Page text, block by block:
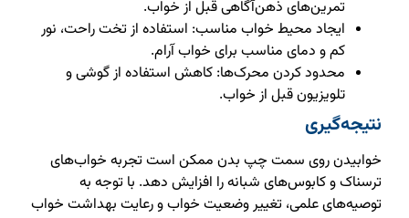
تمرین‌های ذهن‌آگاهی قبل از خواب.
ایجاد محیط خواب مناسب: استفاده از تخت راحت، نور
کم و دمای مناسب برای خواب آرام.
محدود کردن محرک‌ها: کاهش استفاده از گوشی و
تلویزیون قبل از خواب.
نتیجه‌گیری
خوابیدن روی سمت چپ بدن ممکن است تجربه خواب‌های
ترسناک و کابوس‌های شبانه را افزایش دهد. با توجه به
توصیه‌های علمی، تغییر وضعیت خواب و رعایت بهداشت خواب